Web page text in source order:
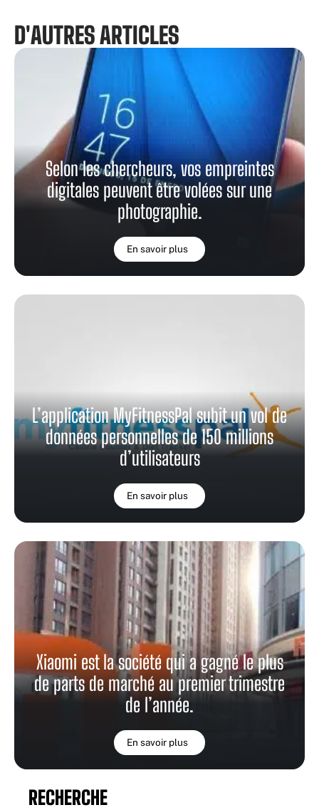
D'AUTRES ARTICLES
Selon les chercheurs, vos empreintes
digitales peuvent être volées sur une
photographie.
En savoir plus
L’application MyFitnessPal subit un vol de
données personnelles de 150 millions
d’utilisateurs
En savoir plus
Xiaomi est la société qui a gagné le plus
de parts de marché au premier trimestre
de l’année.
En savoir plus
RECHERCHE